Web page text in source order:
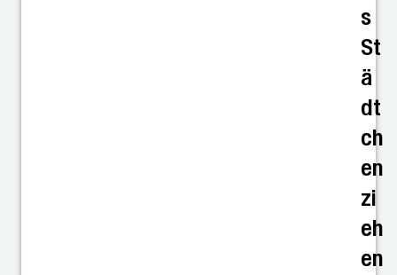
s
St
ä
dt
ch
en
zi
eh
en